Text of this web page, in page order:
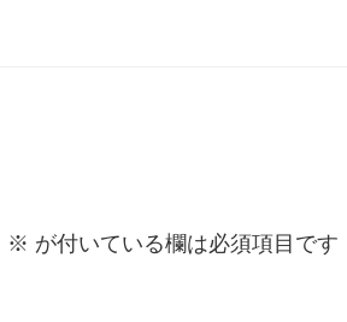
※ が付いている欄は必須項目です